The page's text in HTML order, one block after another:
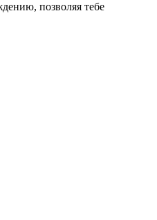
позволяя тебе